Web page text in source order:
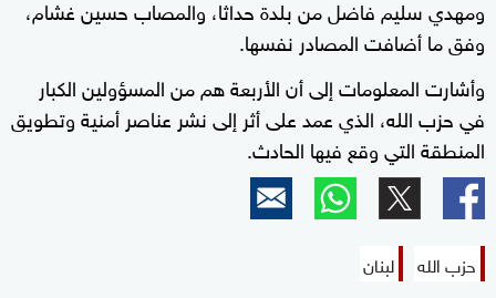
ومهدي سليم فاضل من بلدة حداثا، والمصاب حسين غشام،
وفق ما أضافت المصادر نفسها.
وأشارت المعلومات إلى أن الأربعة هم من المسؤولين الكبار
في حزب الله، الذي عمد على أثر إلى نشر عناصر أمنية وتطويق
المنطقة التي وقع فيها الحادث.
حزب الله لبنان